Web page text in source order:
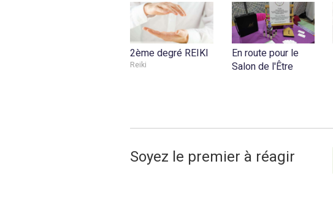
2ème degré REIKI
Reiki
En route pour le
Salon de l'Être
Soyez le premier à réagir